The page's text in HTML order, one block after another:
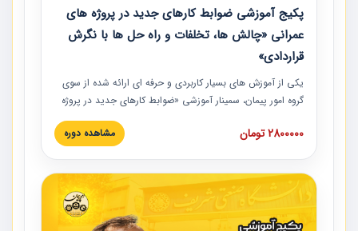
پکیج آموزشی ضوابط کارهای جدید در پروژه های
عمرانی «چالش ها، تخلفات و راه حل ها با نگرش
قراردادی»
یکی از آموزش‏‏‏‏‏‏ های بسیار کاربردی و حرفه‏ ای ارائه شده از سوی
گروه امور پیمان، سمینار آموزشی «ضوابط کارهای جدید در پروژه
های عمرانی» چالش ها، تخلفات و راه حل ها با نگرش قراردادی
است که در محل سندیکای شرکت های ساختمانی کشور ارائه شد.
مدارک پیمان به همراه تجربیات عملی ارائه شده است.
2800000 تومان مشاهده دوره